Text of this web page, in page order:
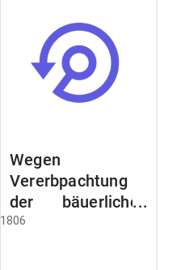
Wegen
Vererbpachtung
der bäuerlichen
Grundstücke und
1806